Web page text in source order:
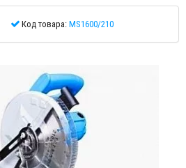
Код товара: MS1600/210